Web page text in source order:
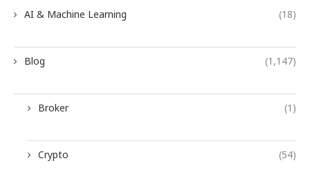
AI & Machine Learning (18)
Blog (1,147)
Broker (1)
Crypto (54)